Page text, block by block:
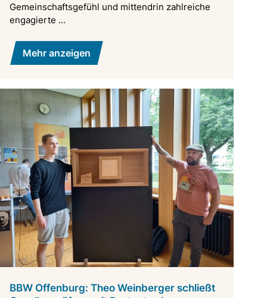
Gemeinschaftsgefühl und mittendrin zahlreiche
engagierte ...
Mehr anzeigen
BBW Offenburg: Theo Weinberger schließt